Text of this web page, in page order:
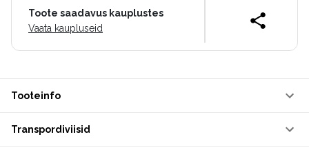
Toote saadavus kauplustes
Vaata kaupluseid
Tooteinfo
Transpordiviisid